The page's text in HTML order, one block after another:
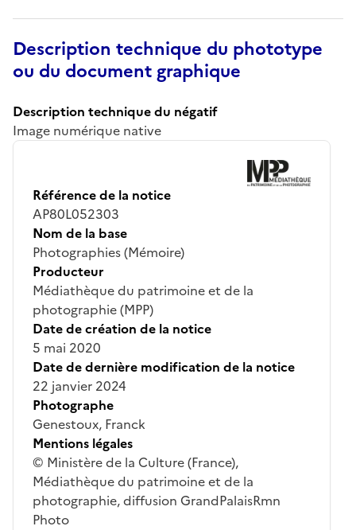
Description technique du phototype
ou du document graphique
Description technique du négatif
Image numérique native
Référence de la notice
AP80L052303
Nom de la base
Photographies (Mémoire)
Producteur
Médiathèque du patrimoine et de la
photographie (MPP)
Date de création de la notice
5 mai 2020
Date de dernière modification de la notice
22 janvier 2024
Photographe
Genestoux, Franck
Mentions légales
© Ministère de la Culture (France),
Médiathèque du patrimoine et de la
photographie, diffusion GrandPalaisRmn
Photo